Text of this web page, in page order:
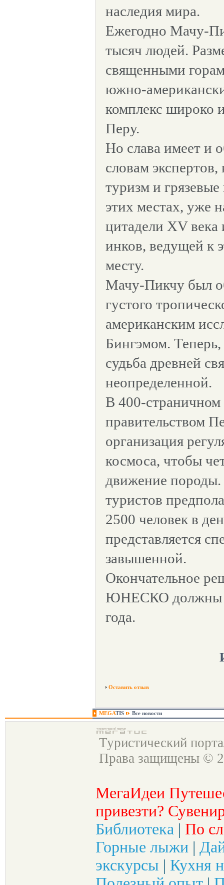
наследия мира.
Ежегодно Мачу-
тысяч людей.
священными
южно-
комплекс широко
Перу.
Но слава имеет и
словам
туризм и
этих местах, уже
цитадели XV века
инков, ведущей к
месту.
Мачу-Пикчу был
густого
американским
Бингэмом. Теперь,
судьба древней
неопределенной.
В 400-
правительством
организация
космоса, чтобы
движение
туристов
2500 человек в
представляется
завышенной.
Окончательное
ЮНЕСКО должны
года.
Оставить отзыв
MEGATIS Все новости
Туристический
Права защищены ©
МегаИдеи
привезти?
Библиотека | По
Горные лыжи |
экскурсы | Кухня